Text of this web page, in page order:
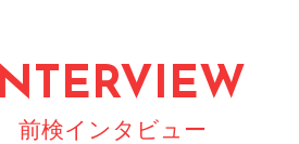
前検インタビュー